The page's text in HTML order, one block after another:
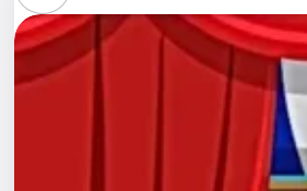
Стендап
Выставки